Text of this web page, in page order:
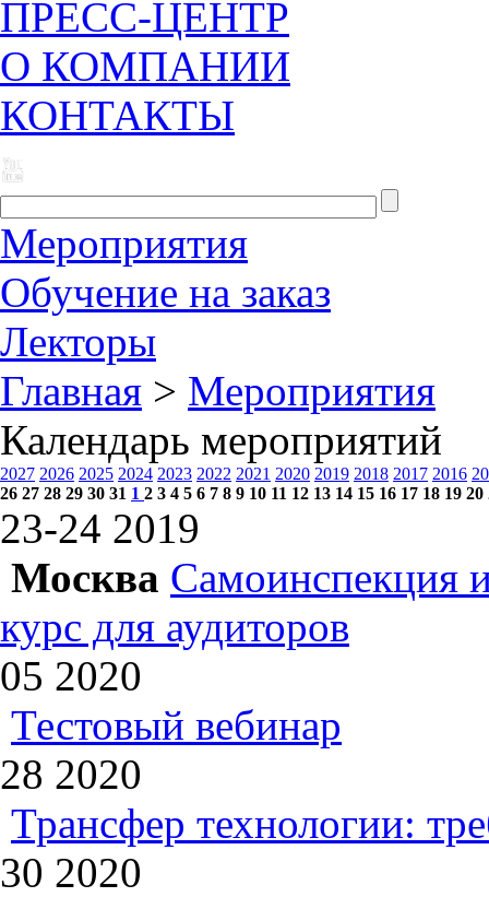
ПРЕСС-ЦЕНТР
О КОМПАНИИ
КОНТАКТЫ
Мероприятия
Обучение на заказ
Лекторы
Главная > Мероприятия
Календарь мероприятий
2027 2026 2025 2024 2023 2022 2021 2020 2019 2018 2017 2016
26 27 28 29 30 31 1 2 3 4 5 6 7 8 9 10 11 12 13 14 15 16 17 18 19 20
23-24 2019
Москва Самоинспекция
курс для аудиторов
05 2020
Тестовый вебинар
28 2020
Трансфер технологии:
30 2020